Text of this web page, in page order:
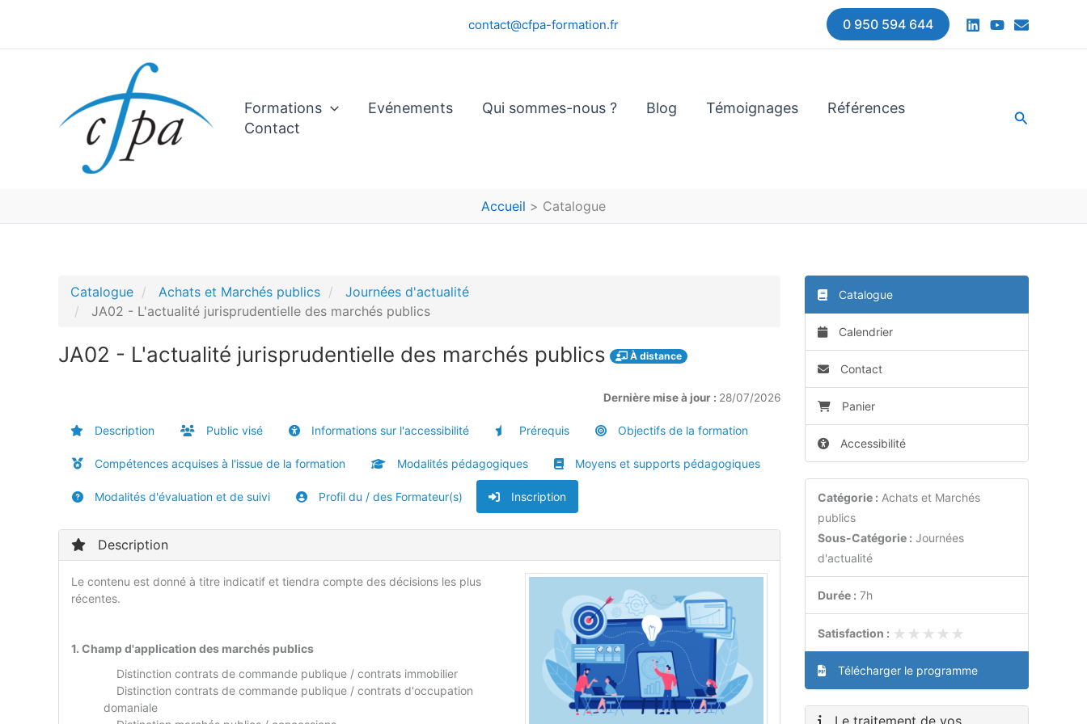
contact@cfpa-formation.fr 0 950 594 644
Formations Evénements Qui sommes-nous ? Blog Témoignages
Références
Contact
Accueil Catalogue
Catalogue Achats et Marchés publics
Journées d'actualité
JA02 - L'actualité jurisprudentielle des marchés publics
JA02 - L'actualité jurisprudentielle des marchés publics À distance
Dernière mise à jour : 28/07/2026
Description Public visé Informations sur l'accessibilité Prérequis Objectifs de la formation
Compétences acquises à l'issue de la formation Modalités pédagogiques Moyens et supports pédagogiques
Modalités d'évaluation et de suivi Profil du / des Formateur(s) Inscription
Description
Le contenu est donné à titre indicatif et tiendra compte des décisions les plus
récentes.
1. Champ d'application des marchés publics
Distinction contrats de commande publique / contrats immobilier
Distinction contrats de commande publique / contrats d'occupation
domaniale
Catalogue
Calendrier
Contact
Panier
Accessibilité
Catégorie : Achats et Marchés
publics
Sous-Catégorie : Journées
d'actualité
Durée : 7h
Satisfaction : ★★★★★
★★★★★
Télécharger le programme
Le traitement de vos